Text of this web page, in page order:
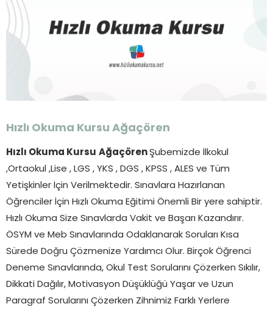
Hızlı Okuma Kursu Ağaçören
Hızlı Okuma Kursu Ağaçören Şubemizde İlkokul
,Ortaokul ,Lise , LGS , YKS , DGS , KPSS , ALES ve Tüm
Yetişkinler İçin Verilmektedir. Sınavlara Hazırlanan
Öğrenciler İçin Hızlı Okuma Eğitimi Önemli Bir yere sahiptir.
Hızlı Okuma Size Sınavlarda Vakit ve Başarı Kazandırır.
ÖSYM ve Meb Sınavlarında Odaklanarak Soruları Kısa
Sürede Doğru Çözmenize Yardımcı Olur. Birçok Öğrenci
Deneme Sınavlarında, Okul Test Sorularını Çözerken Sıkılır,
Dikkati Dağılır, Motivasyon Düşüklüğü Yaşar ve Uzun
Paragraf Sorularını Çözerken Zihnimiz Farklı Yerlere